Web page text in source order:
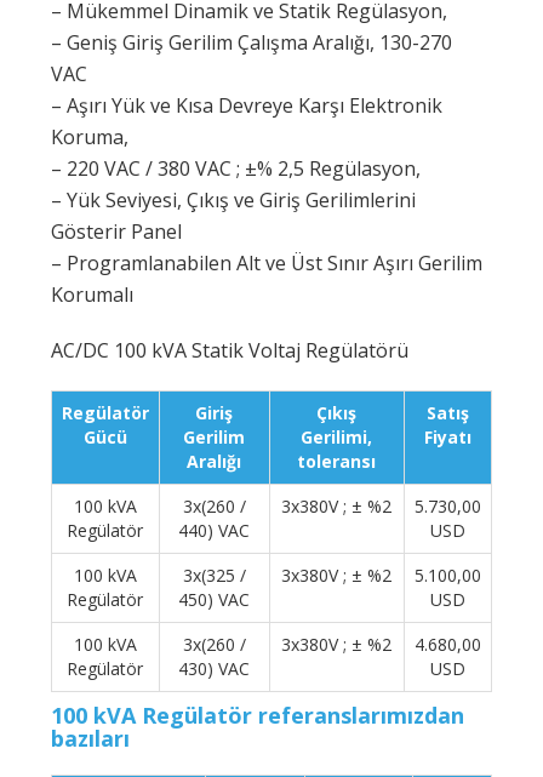
– Mükemmel Dinamik ve Statik Regülasyon,
– Geniş Giriş Gerilim Çalışma Aralığı, 130-270
VAC
– Aşırı Yük ve Kısa Devreye Karşı Elektronik
Koruma,
– 220 VAC / 380 VAC ; ±% 2,5 Regülasyon,
– Yük Seviyesi, Çıkış ve Giriş Gerilimlerini
Gösterir Panel
– Programlanabilen Alt ve Üst Sınır Aşırı Gerilim
Korumalı
AC/DC 100 kVA Statik Voltaj Regülatörü
Regülatör
Gücü
Giriş
Gerilim
Aralığı
Çıkış
Gerilimi,
toleransı
Satış
Fiyatı
100 kVA
Regülatör
3x(260 /
440) VAC
3x380V ; ± %2
5.730,00
USD
100 kVA
Regülatör
3x(325 /
450) VAC
3x380V ; ± %2
5.100,00
USD
100 kVA
Regülatör
3x(260 /
430) VAC
3x380V ; ± %2
4.680,00
USD
100 kVA Regülatör referanslarımızdan
bazıları